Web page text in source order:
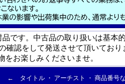
です。中古品の取り扱いは基本
認をして発送させて頂いており
をお楽しみくださいませ。
← タイトル ・ アーチスト ・ 商品番号